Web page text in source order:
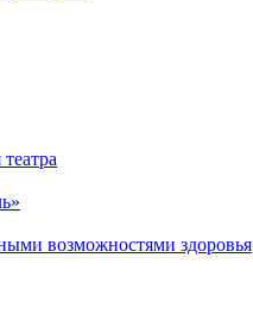
возможностями здоровья